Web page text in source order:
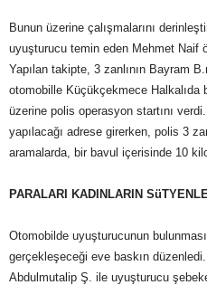
Bunun üzerine çalışmalarını
uyuşturucu temin eden Mehmet Naif
Yapılan takipte, 3 zanlının Bayram
otomobille Küçükçekmece
üzerine polis operasyon startını
yapılacağı adrese girerken, polis 3
aramalarda, bir bavul içerisinde 10
PARALARI KADINLARIN
Otomobilde uyuşturucunun
gerçekleşeceği eve baskın
Abdulmutalip Ş. ile uyuşturucu